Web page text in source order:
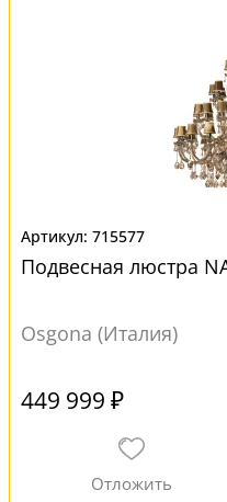
715577
Подвесная люстра
Osgona (Италия)
449 999 ₽